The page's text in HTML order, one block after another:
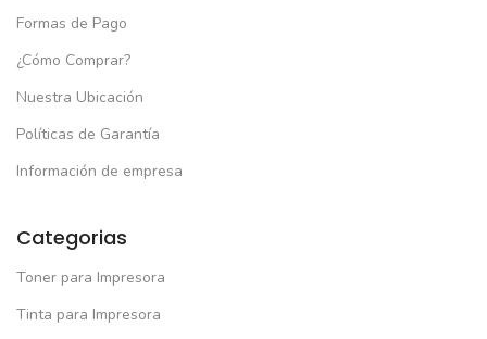
Formas de Pago
¿Cómo Comprar?
Nuestra Ubicación
Políticas de Garantía
Información de empresa
Categorias
Toner para Impresora
Tinta para Impresora